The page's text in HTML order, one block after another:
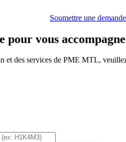
Soumettre une
vous
et des services de PME MTL,